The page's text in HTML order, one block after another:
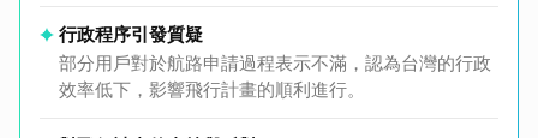
行政程序引發質疑
部分用戶對於航路申請過程表示不滿，認為台灣的行政
效率低下，影響飛行計畫的順利進行。